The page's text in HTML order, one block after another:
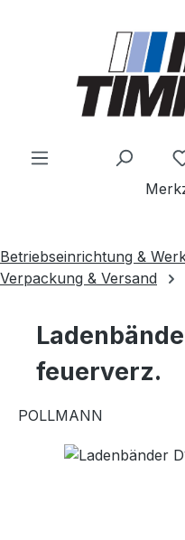
Betriebseinrichtung &
Verpackung & Versand
feuerverz.
POLLMANN
Bildergalerie